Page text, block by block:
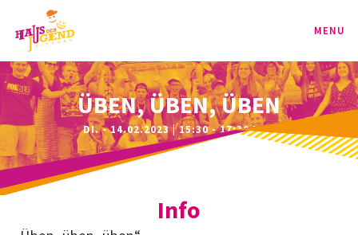
MENU
PROGRAMM
KINDER
JUGEND
ÜBEN, ÜBEN, ÜBEN
DI. - 14.02.2023 | 15:30 - 17:30 UHR
Info